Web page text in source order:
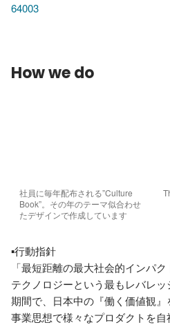
64003
How we do
社員に毎年配布される”Culture
Book”。その年のテーマ似合わせ
たデザインで作成しています
▪️行動指針
「最短距離の最大社会的インパク
テクノロジーという最もレバレ
期間で、日本中の『働く価値観
事業思想で様々なプロダクトを